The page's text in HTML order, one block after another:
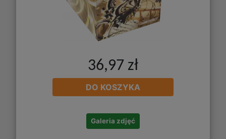
36,97 zł
DO KOSZYKA
Galeria zdjęć